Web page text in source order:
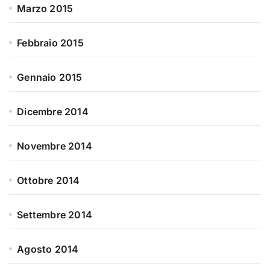
Marzo 2015
Febbraio 2015
Gennaio 2015
Dicembre 2014
Novembre 2014
Ottobre 2014
Settembre 2014
Agosto 2014